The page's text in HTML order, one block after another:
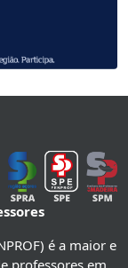
é a maior e
professores em